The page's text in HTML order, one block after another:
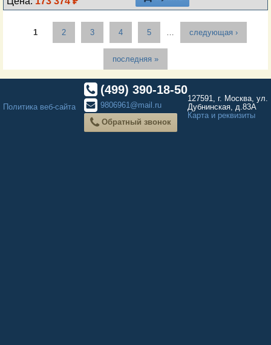
Страницы
1 2 3 4 5 … следующая ›
последняя »
Политика веб-сайта
(499) 390-18-50
9806961@mail.ru
Обратный звонок
127591, г. Москва, ул.
Дубнинская, д.83А
Карта и реквизиты